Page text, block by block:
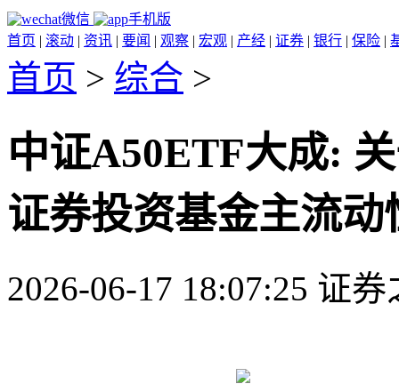
微信
手机版
首页 | 滚动 | 资讯 | 要闻 | 观察 | 宏观 | 产经 | 证券 | 银行 | 保险 |
首页 > 综合 >
中证A50ETF大成:
证券投资基金主流
2026-06-17 18:07:25 证券